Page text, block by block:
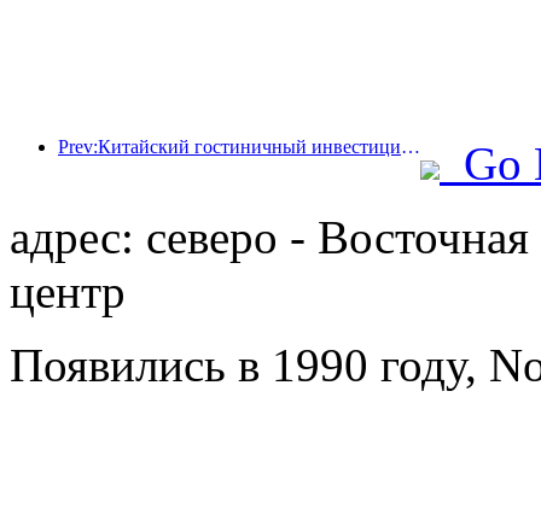
Prev:Китайский гостиничный инвестиционный форум 2024 успешно прошел в Пекине
Go
адрес: северо -
центр
Появились в 1990 году,